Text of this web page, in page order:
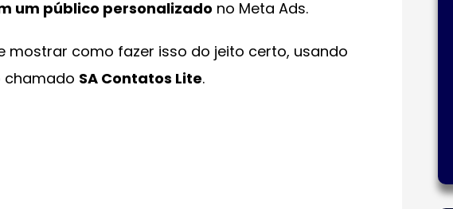
um público personalizado no Meta Ads.
mostrar como fazer isso do jeito certo, usando
chamado SA Contatos Lite.